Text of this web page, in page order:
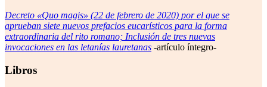
Decreto «Quo magis» (22 de febrero de 2020) por el que se
aprueban siete nuevos prefacios eucarísticos para la forma
extraordinaria del rito romano; Inclusión de tres nuevas
invocaciones en las letanías lauretanas -artículo íntegro-
Libros